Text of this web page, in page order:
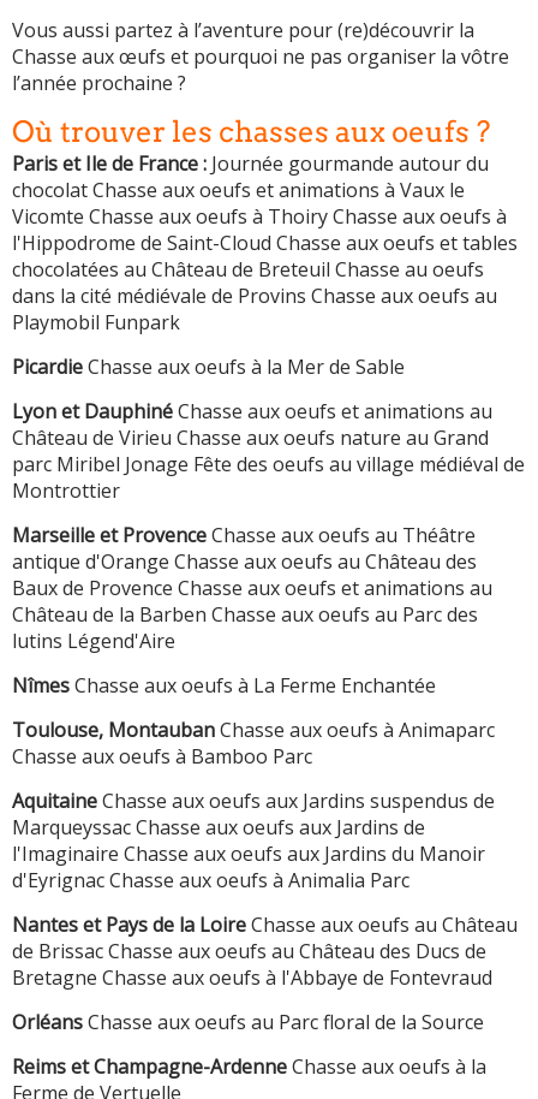
Vous aussi partez à l’aventure pour (re)découvrir la
Chasse aux œufs et pourquoi ne pas organiser la vôtre
l’année prochaine ?
Où trouver les chasses aux oeufs ?
Paris et Ile de France : Journée gourmande autour du
chocolat Chasse aux oeufs et animations à Vaux le
Vicomte Chasse aux oeufs à Thoiry Chasse aux oeufs à
l'Hippodrome de Saint-Cloud Chasse aux oeufs et tables
chocolatées au Château de Breteuil Chasse au oeufs
dans la cité médiévale de Provins Chasse aux oeufs au
Playmobil Funpark
PicardieChasse aux oeufs à la Mer de Sable
Lyon et DauphinéChasse aux oeufs et animations au
Château de Virieu Chasse aux oeufs nature au Grand
parc Miribel Jonage Fête des oeufs au village médiéval de
Montrottier
Marseille et ProvenceChasse aux oeufs au Théâtre
antique d'Orange Chasse aux oeufs au Château des
Baux de Provence Chasse aux oeufs et animations au
Château de la Barben Chasse aux oeufs au Parc des
lutins Légend'Aire
NîmesChasse aux oeufs à La Ferme Enchantée
Toulouse, MontaubanChasse aux oeufs à Animaparc
Chasse aux oeufs à Bamboo Parc
AquitaineChasse aux oeufs aux Jardins suspendus de
Marqueyssac Chasse aux oeufs aux Jardins de
l'Imaginaire Chasse aux oeufs aux Jardins du Manoir
d'Eyrignac Chasse aux oeufs à Animalia Parc
Nantes et Pays de la LoireChasse aux oeufs au Château
de Brissac Chasse aux oeufs au Château des Ducs de
Bretagne Chasse aux oeufs à l'Abbaye de Fontevraud
OrléansChasse aux oeufs au Parc floral de la Source
Reims et Champagne-ArdenneChasse aux oeufs à la
Ferme de Vertuelle